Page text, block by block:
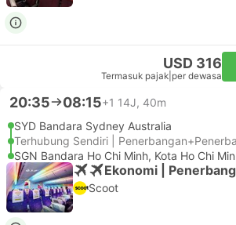
USD 316
Termasuk pajak per dewasa
20:35 08:15+1 14J, 40m
SYD Bandara Sydney Australia
Terhubung Sendiri |
SGN Bandara Ho Chi Minh, Kota Ho Chi
Ekonomi |
Scoot